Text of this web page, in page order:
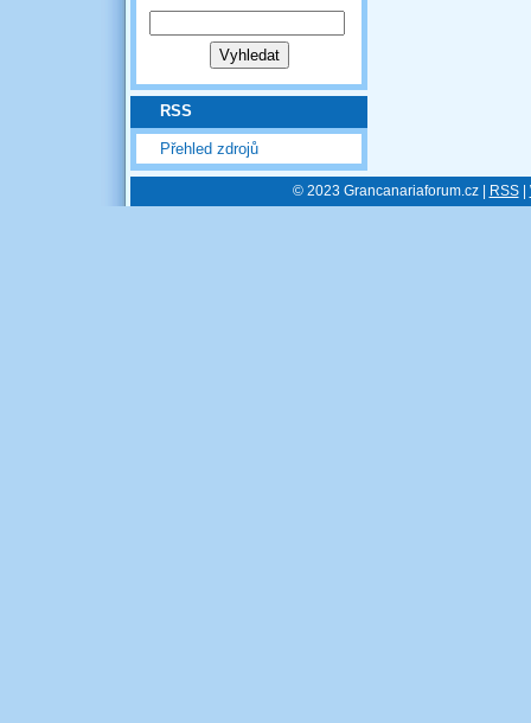
RSS
Přehled zdrojů
© 2023 Grancanariaforum.cz | RSS|